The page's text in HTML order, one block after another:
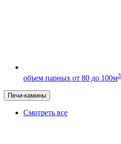
объем парных от 80 до 100м3
Печи-камины
Смотреть все